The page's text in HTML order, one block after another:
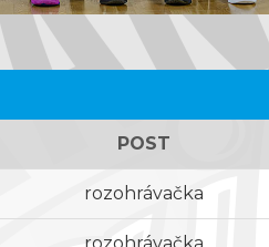
POST
rozohrávačka